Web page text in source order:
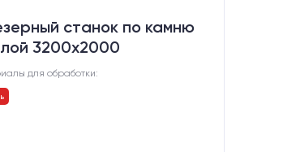
станок по камню
3200x2000
для обработки: